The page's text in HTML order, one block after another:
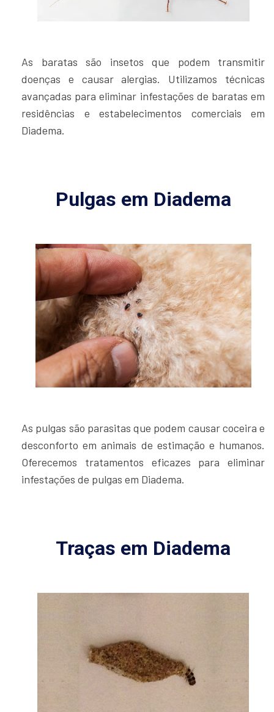
As baratas são insetos que podem transmitir
doenças e causar alergias. Utilizamos técnicas
avançadas para eliminar infestações de baratas em
residências e estabelecimentos comerciais em
Diadema.
Pulgas em Diadema
As pulgas são parasitas que podem causar coceira e
desconforto em animais de estimação e humanos.
Oferecemos tratamentos eficazes para eliminar
infestações de pulgas em Diadema.
Traças em Diadema